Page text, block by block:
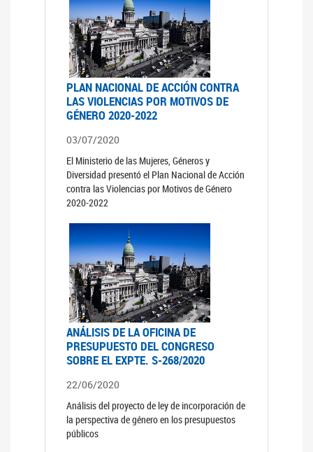
PLAN NACIONAL DE ACCIÓN CONTRA
LAS VIOLENCIAS POR MOTIVOS DE
GÉNERO 2020-2022
03/07/2020
El Ministerio de las Mujeres, Géneros y
Diversidad presentó el Plan Nacional de Acción
contra las Violencias por Motivos de Género
2020-2022
ANÁLISIS DE LA OFICINA DE
PRESUPUESTO DEL CONGRESO
SOBRE EL EXPTE. S-268/2020
22/06/2020
Análisis del proyecto de ley de incorporación de
la perspectiva de género en los presupuestos
públicos